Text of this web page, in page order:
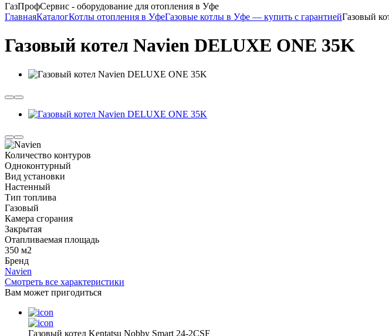
ГазПрофСервис - оборудование для отопления в Уфе
ГлавнаяКаталогКотлы отопления в УфеГазовые котлы в Уфе — купить с гарантиейГазовый
Газовый котел Navien DELUXE ONE 35K
Количество контуров
Одноконтурный
Вид установки
Настенный
Тип топлива
Газовый
Камера сгорания
Закрытая
Отапливаемая площадь
350 м2
Бренд
Navien
Смотреть все характеристики
Вам может пригодиться
Газовый котел Kentatsu Nobby Smart 24-2CSF